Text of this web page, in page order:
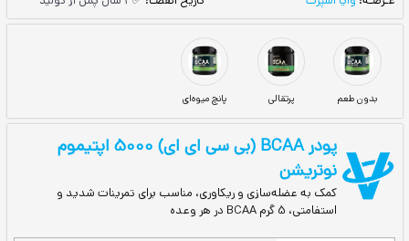
دلخواه
مقدار و وزن:
تاریخ انقضـا: ✅ 2 سال پس از تولید